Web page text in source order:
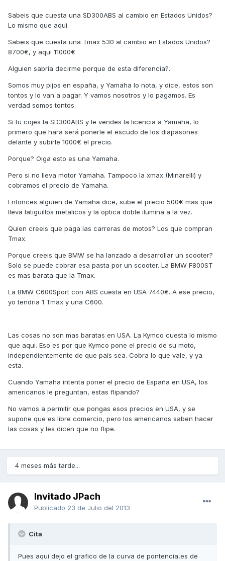
Sabeis que cuesta una SD300ABS al cambio en Estados Unidos?
Lo mismo que aqui.
Sabeis que cuesta una Tmax 530 al cambio en Estados Unidos?
8700€, y aqui 11000€
Alguien sabría decirme porque de esta diferencia?.
Somos muy pijos en españa, y Yamaha lo nota, y dice, estos son
tontos y lo van a pagar. Y vamos nosotros y lo pagamos. Es
verdad somos tontos.
Si tu cojes la SD300ABS y le vendes la licencia a Yamaha, lo
primero que hara será ponerle el escudo de los diapasones
delante y subirle 1000€ el precio.
Porque? Oiga esto es una Yamaha.
Pero si no lleva motor Yamaha. Tampoco la xmax (Minarelli) y
cobramos el precio de Yamaha.
Entonces alguien de Yamaha dice, sube el precio 500€ mas que
lleva latiguillos metalicos y la optica doble ilumina a la vez.
Quien creeis que paga las carreras de motos? Los que compran
Tmax.
Porque creeis que BMW se ha lanzado a desarrollar un scooter?
Solo se puede cobrar esa pasta por un scooter. La BMW F800ST
es mas barata que la Tmax.
La BMW C600Sport con ABS cuesta en USA 7440€. A ese precio,
yo tendria 1 Tmax y una C600.
Las cosas no son mas baratas en USA. La Kymco cuesta lo mismo
que aqui. Eso es por que Kymco pone el precio de su moto,
independientemente de que país sea. Cobra lo que vale, y ya
esta.
Cuando Yamaha intenta poner el precio de España en USA, los
americanos le preguntan, estas flipando?
No vamos a permitir que pongas esos precios en USA, y se
supone que es libre comercio, pero los americanos saben hacer
las cosas y les dicen que no flipe.
4 meses más tarde...
Invitado JPach
Publicado 23 de Julio del 2013
Cita
Pues aqui dejo el grafico de la curva de pontencia,es de